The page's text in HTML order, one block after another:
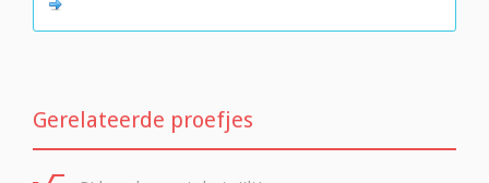
Gerelateerde proefjes